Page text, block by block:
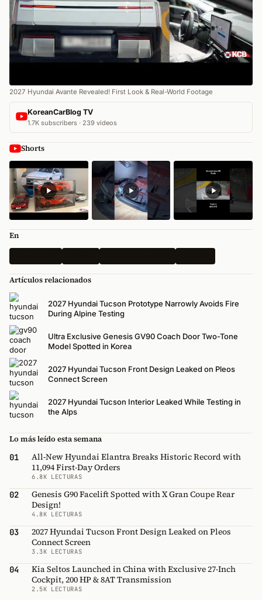
2027 Hyundai Avante Revealed! First Look & Real-World Footage
KoreanCarBlog TV
1.7K subscribers · 239 videos
Shorts
En
Artículos relacionados
2027 Hyundai Tucson Prototype Narrowly Avoids Fire
During Alpine Testing
Ultra Exclusive Genesis GV90 Coach Door Two-Tone
Model Spotted in Korea
2027 Hyundai Tucson Front Design Leaked on Pleos
Connect Screen
2027 Hyundai Tucson Interior Leaked While Testing in
the Alps
Lo más leído esta semana
01
All-New Hyundai Elantra Breaks Historic Record with
11,094 First-Day Orders
6.8K LECTURAS
02
Genesis G90 Facelift Spotted with X Gran Coupe Rear
Design!
4.8K LECTURAS
03
2027 Hyundai Tucson Front Design Leaked on Pleos
Connect Screen
3.3K LECTURAS
04
Kia Seltos Launched in China with Exclusive 27-Inch
Cockpit, 200 HP & 8AT Transmission
2.5K LECTURAS